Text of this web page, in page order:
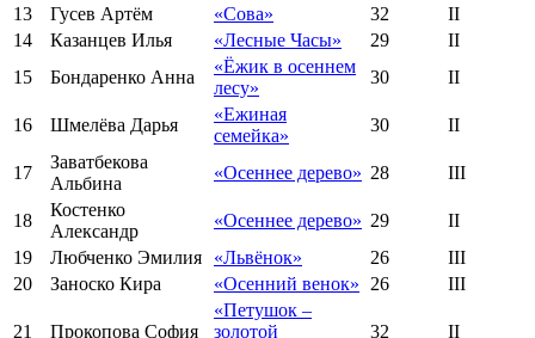
13
Гусев Артём «Сова» 32
II
14
Казанцев Илья «Лесные Часы» 29
II
15
Бондаренко Анна
«Ёжик в осеннем
лесу»
30 II
16 Шмелёва Дарья
«Ежиная
семейка»
30 II
17
Заватбекова
Альбина
«Осеннее дерево» 28 III
18
Костенко
Александр
«Осеннее дерево» 29
II
19
Любченко Эмилия «Львёнок» 26
III
20
Заноско Кира «Осенний венок» 26 III
21 Прокопова София
«Петушок –
золотой
32 II